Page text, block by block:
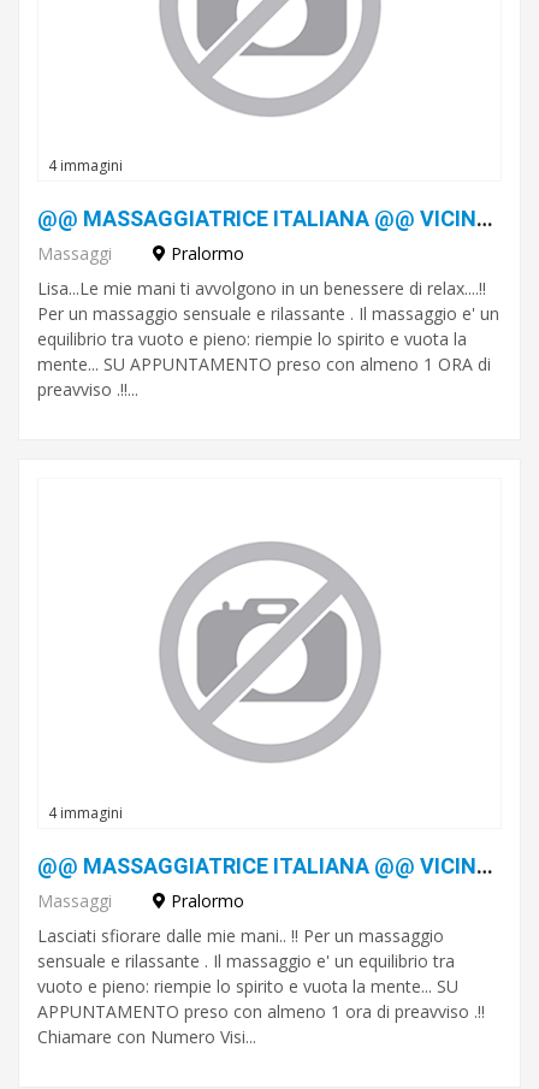
4 immagini
@@ MASSAGGIATRICE ITALIANA @@ VICINO POIRINO / PRALORMO
Massaggi
Pralormo
Lisa...Le mie mani ti avvolgono in un benessere di relax....!!
Per un massaggio sensuale e rilassante . Il massaggio e' un
equilibrio tra vuoto e pieno: riempie lo spirito e vuota la
mente... SU APPUNTAMENTO preso con almeno 1 ORA di
preavviso .!!...
4 immagini
@@ MASSAGGIATRICE ITALIANA @@ VICINO POIRINO / PRALORMO
Massaggi
Pralormo
Lasciati sfiorare dalle mie mani.. !! Per un massaggio
sensuale e rilassante . Il massaggio e' un equilibrio tra
vuoto e pieno: riempie lo spirito e vuota la mente... SU
APPUNTAMENTO preso con almeno 1 ora di preavviso .!!
Chiamare con Numero Visi...